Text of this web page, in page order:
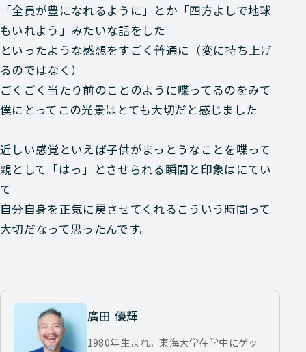
「全員が豊になれるように」とか「四方よしで地球
もいれよう」みたいな話をした
といったような感想をすごく普通に（変に持ち上げ
るのではなく）
ごくごく当たり前のことのように喋ってるのをみて
僕にとってこの光景はとても大切だと感じました
近しい感覚といえば子供がまっとうなことを喋って
親として「はっ」とさせられる瞬間と印象はにてい
て
自分自身を正気に戻させてくれるこういう時間って
大切だなって思ったんです。
廣田 優輝
1980年生まれ。東海大学在学中にゲッ